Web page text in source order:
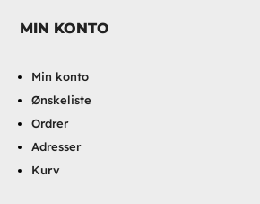
MIN KONTO
Min konto
Ønskeliste
Ordrer
Adresser
Kurv